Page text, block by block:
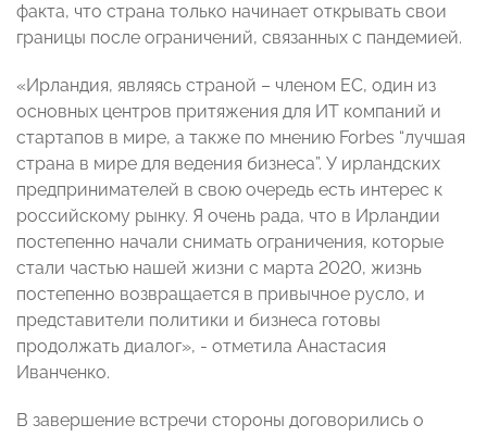
факта, что страна только начинает открывать свои
границы после ограничений, связанных с пандемией.
«Ирландия, являясь страной – членом ЕС, один из
основных центров притяжения для ИТ компаний и
стартапов в мире, а также по мнению Forbes “лучшая
страна в мире для ведения бизнеса”. У ирландских
предпринимателей в свою очередь есть интерес к
российскому рынку. Я очень рада, что в Ирландии
постепенно начали снимать ограничения, которые
стали частью нашей жизни с марта 2020, жизнь
постепенно возвращается в привычное русло, и
представители политики и бизнеса готовы
продолжать диалог», - отметила Анастасия
Иванченко.
В завершение встречи стороны договорились о